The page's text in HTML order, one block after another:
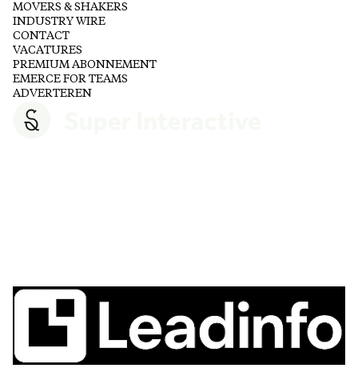
MOVERS & SHAKERS
INDUSTRY WIRE
CONTACT
VACATURES
PREMIUM ABONNEMENT
EMERCE FOR TEAMS
ADVERTEREN